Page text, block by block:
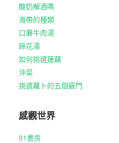
酸奶解酒嗎
海帶的種類
口蘑牛肉湯
蹄花湯
如何挑選蓮藕
沖菜
挑選蘿卜的五個竅門
感觀世界
01書房